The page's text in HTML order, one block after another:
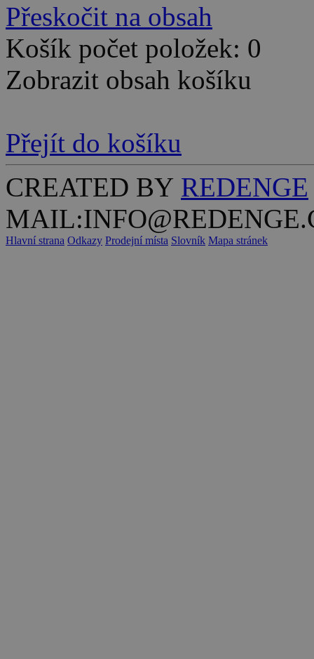
Přeskočit na obsah
Košík počet položek: 0
Zobrazit obsah košíku
Přejít do košíku
CREATED BY REDENGE
Hlavní strana Odkazy Prodejní místa Slovník Mapa stránek